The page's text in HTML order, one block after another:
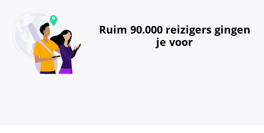
Ruim 90.000 reizigers gingen
je voor